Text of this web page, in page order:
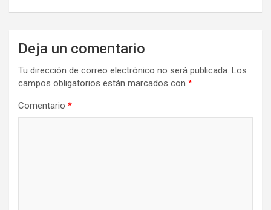
Deja un comentario
Tu dirección de correo electrónico no será publicada. Los
campos obligatorios están marcados con *
Comentario *